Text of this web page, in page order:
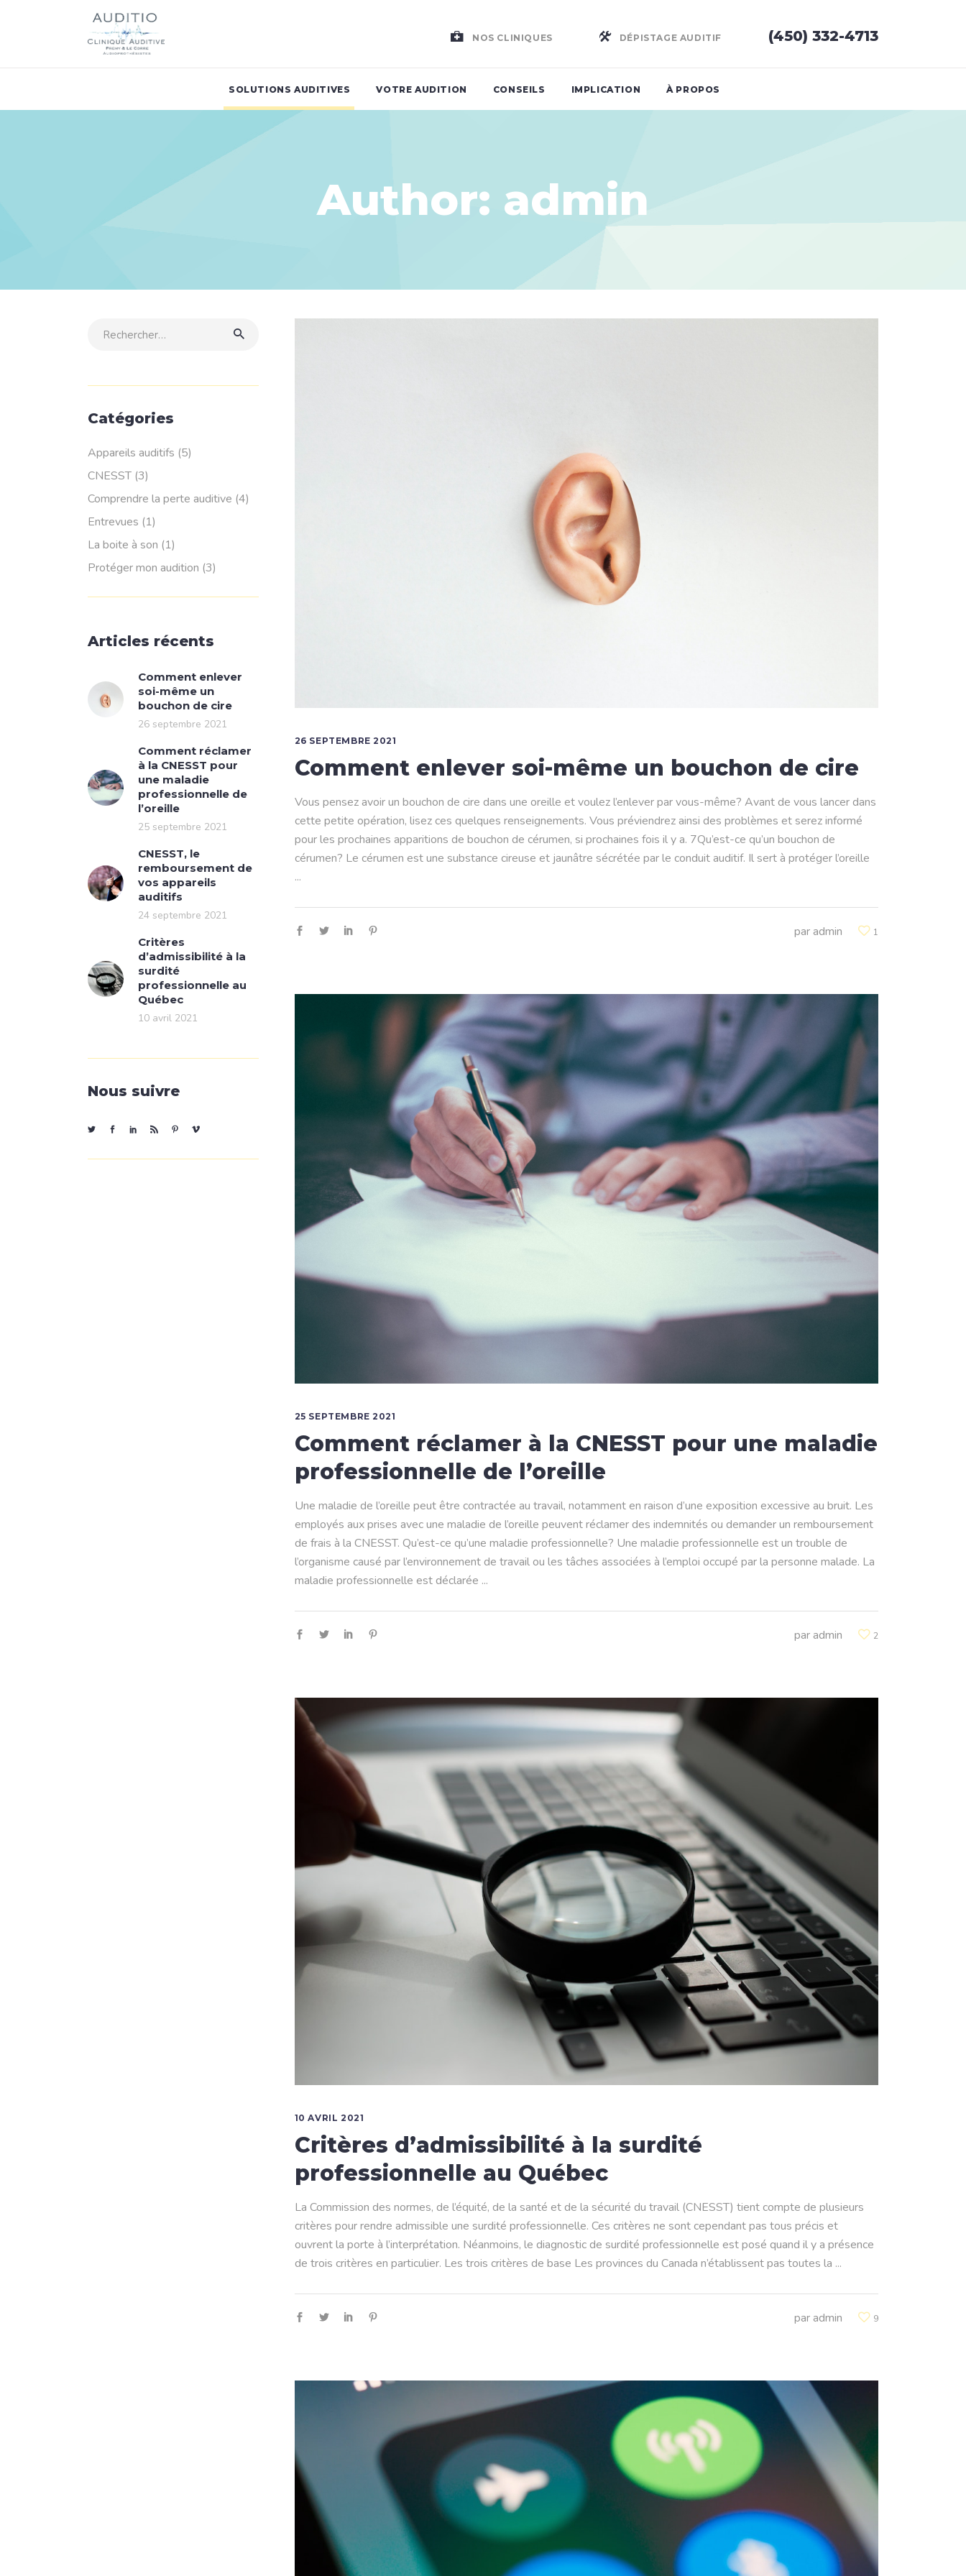
NOS CLINIQUES DÉPISTAGE AUDITIF (450) 332-4713
SOLUTIONS AUDITIVES VOTRE AUDITION CONSEILS IMPLICATION À PROPOS
Author: admin
26 SEPTEMBRE 2021
Comment enlever soi-même un bouchon de cire
Vous pensez avoir un bouchon de cire dans une oreille et voulez l’enlever par vous-même? Avant de vous lancer dans
cette petite opération, lisez ces quelques renseignements. Vous préviendrez ainsi des problèmes et serez informé
pour les prochaines apparitions de bouchon de cérumen, si prochaines fois il y a. 7Qu’est-ce qu’un bouchon de
cérumen? Le cérumen est une substance cireuse et jaunâtre sécrétée par le conduit auditif. Il sert à protéger l’oreille
paradmin 1
25 SEPTEMBRE 2021
Comment réclamer à la CNESST pour une maladie
professionnelle de l’oreille
Une maladie de l’oreille peut être contractée au travail, notamment en raison d’une exposition excessive au bruit. Les
employés aux prises avec une maladie de l’oreille peuvent réclamer des indemnités ou demander un remboursement
de frais à la CNESST. Qu’est-ce qu’une maladie professionnelle? Une maladie professionnelle est un trouble de
l’organisme causé par l’environnement de travail ou les tâches associées à l’emploi occupé par la personne malade. La
maladie professionnelle est déclarée
paradmin 2
10 AVRIL 2021
Critères d’admissibilité à la surdité
professionnelle au Québec
La Commission des normes, de l’équité, de la santé et de la sécurité du travail (CNESST) tient compte de plusieurs
critères pour rendre admissible une surdité professionnelle. Ces critères ne sont cependant pas tous précis et
ouvrent la porte à l’interprétation. Néanmoins, le diagnostic de surdité professionnelle est posé quand il y a présence
de trois critères en particulier. Les trois critères de base Les provinces du Canada n’établissent pas toutes la
paradmin 9
Rechercher:
Catégories
Appareils auditifs (5)
CNESST (3)
Comprendre la perte auditive (4)
Entrevues (1)
La boite à son (1)
Protéger mon audition (3)
Articles récents
Comment enlever
soi-même un
bouchon de cire
26 septembre 2021
Comment réclamer
à la CNESST pour
une maladie
professionnelle de
l’oreille
25 septembre 2021
CNESST, le
remboursement de
vos appareils
auditifs
24 septembre 2021
Critères
d’admissibilité à la
surdité
professionnelle au
Québec
10 avril 2021
Nous suivre